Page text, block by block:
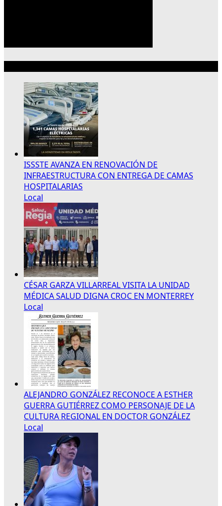
ISSSTE AVANZA EN RENOVACIÓN DE
INFRAESTRUCTURA CON ENTREGA DE CAMAS
HOSPITALARIAS
Local
CÉSAR GARZA VILLARREAL VISITA LA UNIDAD
MÉDICA SALUD DIGNA CROC EN MONTERREY
Local
ALEJANDRO GONZÁLEZ RECONOCE A ESTHER
GUERRA GUTIÉRREZ COMO PERSONAJE DE LA
CULTURA REGIONAL EN DOCTOR GONZÁLEZ
Local